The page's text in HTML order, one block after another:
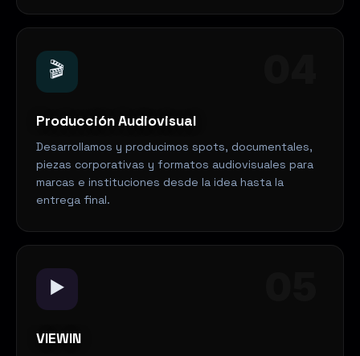
🎬
Producción Audiovisual
Desarrollamos y producimos spots, documentales,
piezas corporativas y formatos audiovisuales para
marcas e instituciones desde la idea hasta la
entrega final.
▶️
VIEWIN